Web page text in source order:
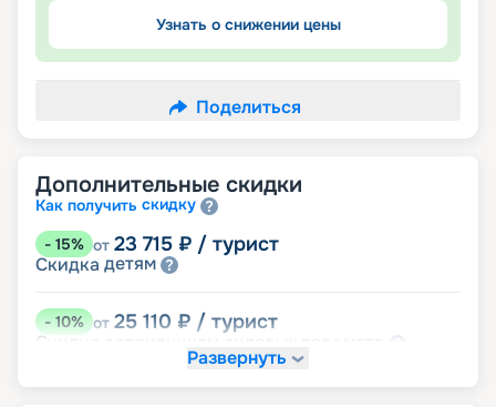
Узнать о снижении цены
Поделиться
Дополнительные скидки
Как получить скидку
- 15% от 23 715 ₽ / турист
Скидка детям
-10% от 25 110 ₽ / турист
Скидка сотрудникам силовых
Развернуть